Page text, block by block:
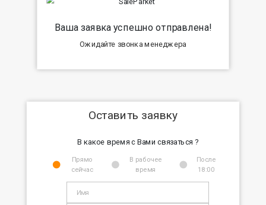
Ваша заявка успешно отправлена!
Ожидайте звонка менеджера
Оставить заявку
В какое время с Вами связаться ?
Прямо
сейчас
В рабочее
время
После
18:00